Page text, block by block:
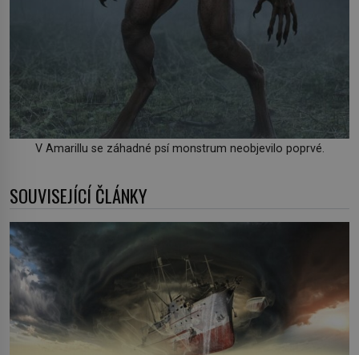
V Amarillu se záhadné psí monstrum neobjevilo poprvé.
SOUVISEJÍCÍ ČLÁNKY